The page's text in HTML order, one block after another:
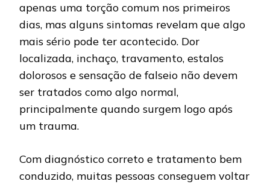
apenas uma torção comum nos primeiros
dias, mas alguns sintomas revelam que algo
mais sério pode ter acontecido. Dor
localizada, inchaço, travamento, estalos
dolorosos e sensação de falseio não devem
ser tratados como algo normal,
principalmente quando surgem logo após
um trauma.
Com diagnóstico correto e tratamento bem
conduzido, muitas pessoas conseguem voltar